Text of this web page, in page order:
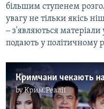
більшим ступенем
увагу не тільки якісь
‒ з'являються матеріали
подають у політичному
byКрим.Реалії